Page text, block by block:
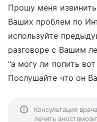
Прошу меня
Ваших проблем по
используйте
разговоре с Вашим
"а могу ли попить
Послушайте что он
Консультация
лечить